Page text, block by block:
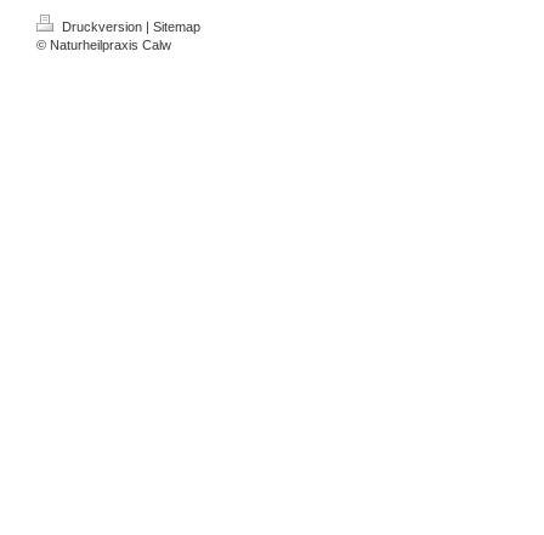
Druckversion | Sitemap
© Naturheilpraxis Calw